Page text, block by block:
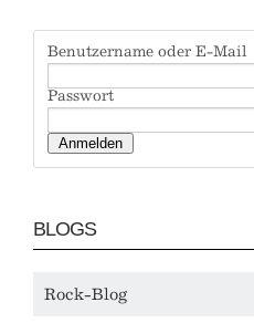
Benutzername oder E-Mail
Passwort
BLOGS
Rock-Blog